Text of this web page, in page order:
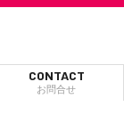
CONTACT
お問合せ